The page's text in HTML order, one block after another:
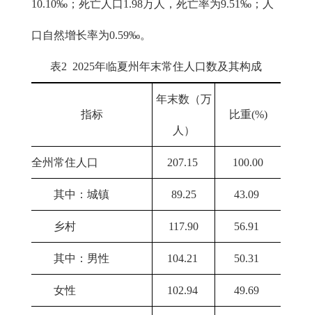
10.10‰；死亡人口1.98万人，死亡率为9.51‰；人
口自然增长率为0.59‰。
表2 2025年临夏州年末常住人口数及其构成
指标
年末数（万
人）
比重(%)
全州常住人口 207.15 100.00
其中：城镇 89.25 43.09
乡村 117.90 56.91
其中：男性 104.21 50.31
女性 102.94 49.69